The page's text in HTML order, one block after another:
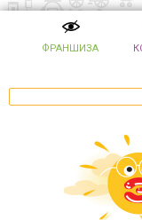
ФРАНШИЗА